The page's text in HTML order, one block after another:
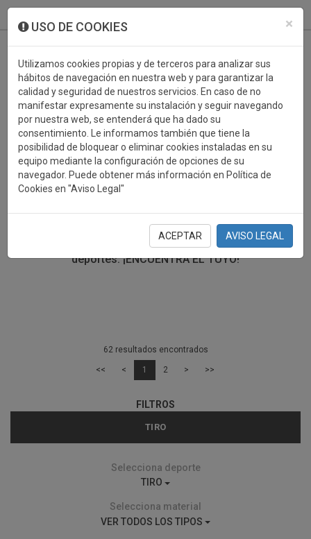
×
USO DE COOKIES
Utilizamos cookies propias y de terceros para analizar sus
hábitos de navegación en nuestra web y para garantizar la
calidad y seguridad de nuestros servicios. En caso de no
manifestar expresamente su instalación y seguir navegando
por nuestra web, se entenderá que ha dado su
consentimiento. Le informamos también que tiene la
posibilidad de bloquear o eliminar cookies instaladas en su
equipo mediante la configuración de opciones de su
navegador. Puede obtener más información en Política de
Cookies en "Aviso Legal"
ACEPTAR AVISO LEGAL
TROFEOS DEPORTIVOS TIRO
En esta sección encontrarás una gran variedad de
filtros por deporte, material y precio del trofeo.
Trofeos deportivos para todos los
deportes. ¡ENCUENTRA EL TUYO!
62 resultados encontrados
<< < 1 2 > >>
FILTROS
TIRO
Selecciona deporte
TIRO
Selecciona material
VER TODOS LOS TIPOS